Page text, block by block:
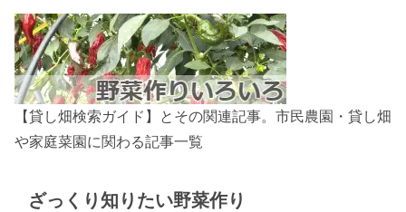
【貸し畑検索ガイド】とその関連記事。市民農園・貸し畑
や家庭菜園に関わる記事一覧
ざっくり知りたい野菜作り